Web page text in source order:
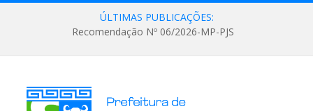
ÚLTIMAS PUBLICAÇÕES:
Recomendação Nº 06/2026-MP-PJS